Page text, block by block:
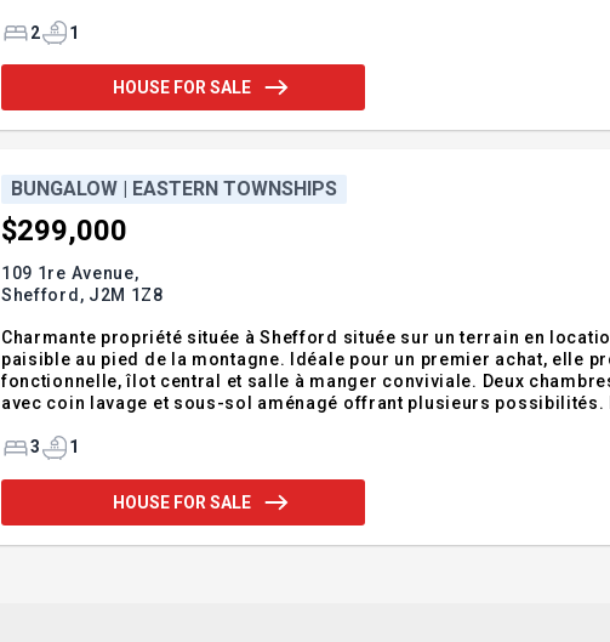
2
1
HOUSE FOR SALE
BUNGALOW | EASTERN TOWNSHIPS
$299,000
109 1re Avenue,
Shefford, J2M 1Z8
Charmante propriété située à Shefford située sur un terrain en
paisible au pied de la montagne. Idéale pour un premier achat, elle
fonctionnelle, îlot central et salle à manger conviviale. Deux
avec coin lavage et sous-sol aménagé offrant plusieurs
opportunité à découvrir.
3 1
HOUSE FOR SALE